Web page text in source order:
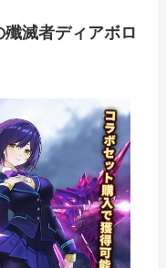
滅者ディアボロ